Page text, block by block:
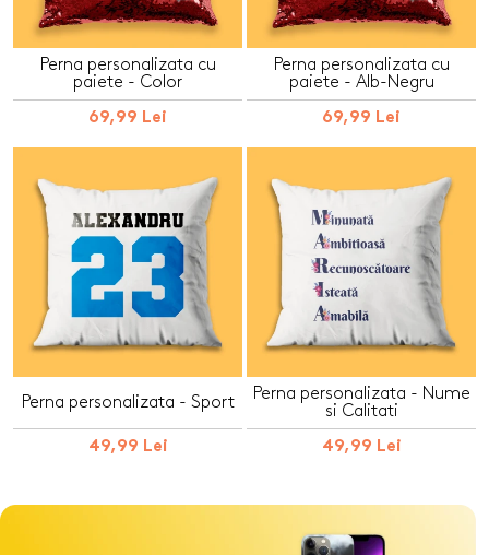
Perna personalizata cu
paiete - Color
69,99 Lei
Perna personalizata cu
paiete - Alb-Negru
69,99 Lei
Perna personalizata - Sport
49,99 Lei
Perna personalizata - Nume
si Calitati
49,99 Lei